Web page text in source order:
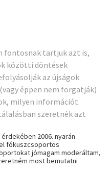
fontosnak tartjuk azt is,
közötti döntések
az újságok
éppen nem forgatják)
milyen információt
szeretnék azt
2006. nyarán
fókuszcsoportos
jómagam moderáltam,
most bemutatni